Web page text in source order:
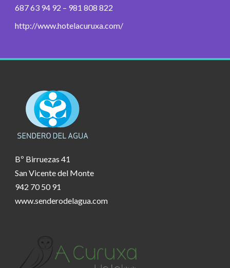
687 63 94 92 – 981 808 822
http://www.hotelacuruxa.com/
Bº Birruezas 41
San Vicente del Monte
942 70 50 91
www.senderodelagua.com